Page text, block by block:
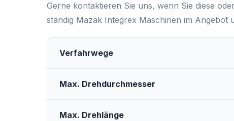
Gerne kontaktieren Sie uns, wenn Sie diese
ständig Mazak Integrex Maschinen im Angebot
Verfahrwege
Max. Drehdurchmesser
Max. Drehlänge